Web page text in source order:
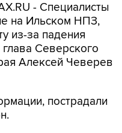
- Специалисты
на Ильском НПЗ,
из-за падения
Северского
Алексей Чеверев
пострадали